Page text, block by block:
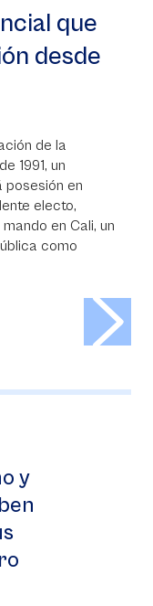
que
desde
de la
1991, un
posesión en
electo,
en Cali, un
como
y